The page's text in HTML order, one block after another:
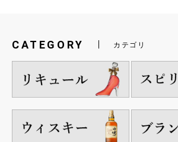
CATEGORY カテゴリ